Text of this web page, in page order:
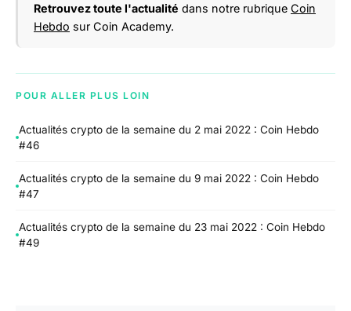
Retrouvez toute l'actualité dans notre rubrique Coin
Hebdo sur Coin Academy.
POUR ALLER PLUS LOIN
Actualités crypto de la semaine du 2 mai 2022 : Coin Hebdo
#46
Actualités crypto de la semaine du 9 mai 2022 : Coin Hebdo
#47
Actualités crypto de la semaine du 23 mai 2022 : Coin Hebdo
#49